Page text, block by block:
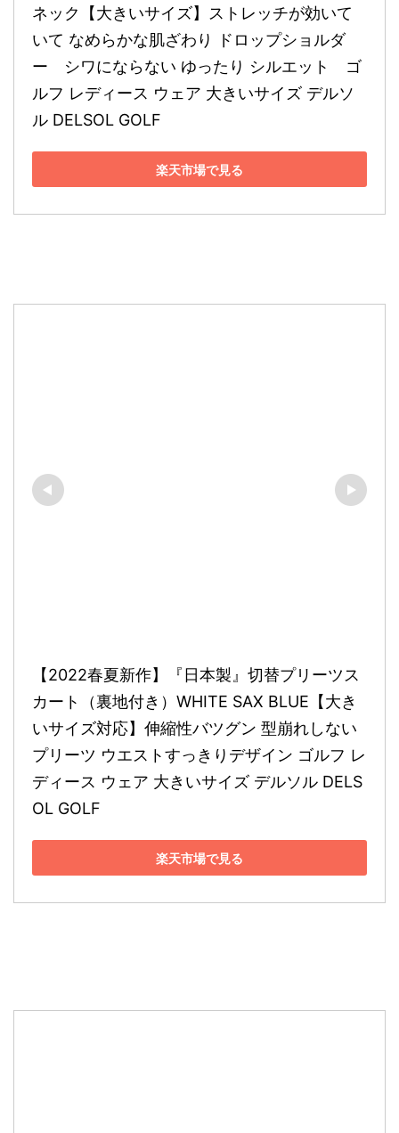
ネック【大きいサイズ】ストレッチが効いて
いて なめらかな肌ざわり ドロップショルダ
ー　シワにならない ゆったり シルエット　ゴ
ルフ レディース ウェア 大きいサイズ デルソ
ル DELSOL GOLF
楽天市場で見る
【2022春夏新作】『日本製』切替プリーツス
カート（裏地付き）WHITE SAX BLUE【大き
いサイズ対応】伸縮性バツグン 型崩れしない
プリーツ ウエストすっきりデザイン ゴルフ レ
ディース ウェア 大きいサイズ デルソル DELS
OL GOLF
楽天市場で見る